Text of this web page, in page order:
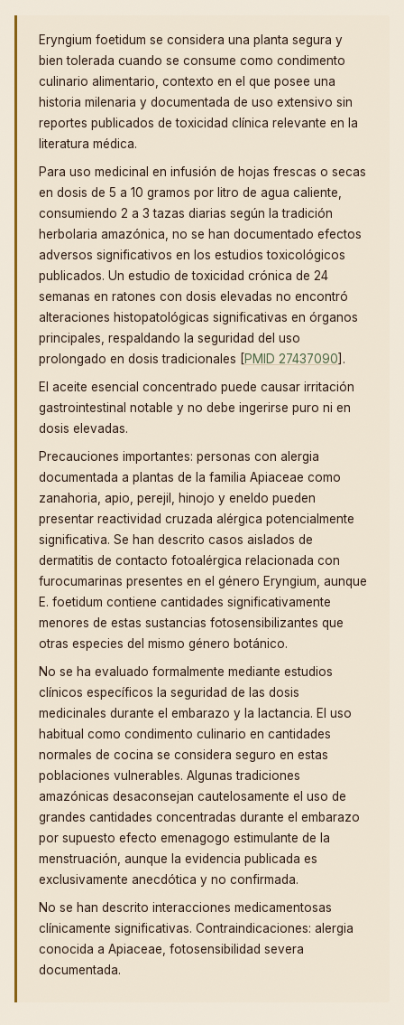
Eryngium foetidum se considera una planta segura y
bien tolerada cuando se consume como condimento
culinario alimentario, contexto en el que posee una
historia milenaria y documentada de uso extensivo sin
reportes publicados de toxicidad clínica relevante en la
literatura médica.
Para uso medicinal en infusión de hojas frescas o secas
en dosis de 5 a 10 gramos por litro de agua caliente,
consumiendo 2 a 3 tazas diarias según la tradición
herbolaria amazónica, no se han documentado efectos
adversos significativos en los estudios toxicológicos
publicados. Un estudio de toxicidad crónica de 24
semanas en ratones con dosis elevadas no encontró
alteraciones histopatológicas significativas en órganos
principales, respaldando la seguridad del uso
prolongado en dosis tradicionales [PMID 27437090].
El aceite esencial concentrado puede causar irritación
gastrointestinal notable y no debe ingerirse puro ni en
dosis elevadas.
Precauciones importantes: personas con alergia
documentada a plantas de la familia Apiaceae como
zanahoria, apio, perejil, hinojo y eneldo pueden
presentar reactividad cruzada alérgica potencialmente
significativa. Se han descrito casos aislados de
dermatitis de contacto fotoalérgica relacionada con
furocumarinas presentes en el género Eryngium, aunque
E. foetidum contiene cantidades significativamente
menores de estas sustancias fotosensibilizantes que
otras especies del mismo género botánico.
No se ha evaluado formalmente mediante estudios
clínicos específicos la seguridad de las dosis
medicinales durante el embarazo y la lactancia. El uso
habitual como condimento culinario en cantidades
normales de cocina se considera seguro en estas
poblaciones vulnerables. Algunas tradiciones
amazónicas desaconsejan cautelosamente el uso de
grandes cantidades concentradas durante el embarazo
por supuesto efecto emenagogo estimulante de la
menstruación, aunque la evidencia publicada es
exclusivamente anecdótica y no confirmada.
No se han descrito interacciones medicamentosas
clínicamente significativas. Contraindicaciones: alergia
conocida a Apiaceae, fotosensibilidad severa
documentada.